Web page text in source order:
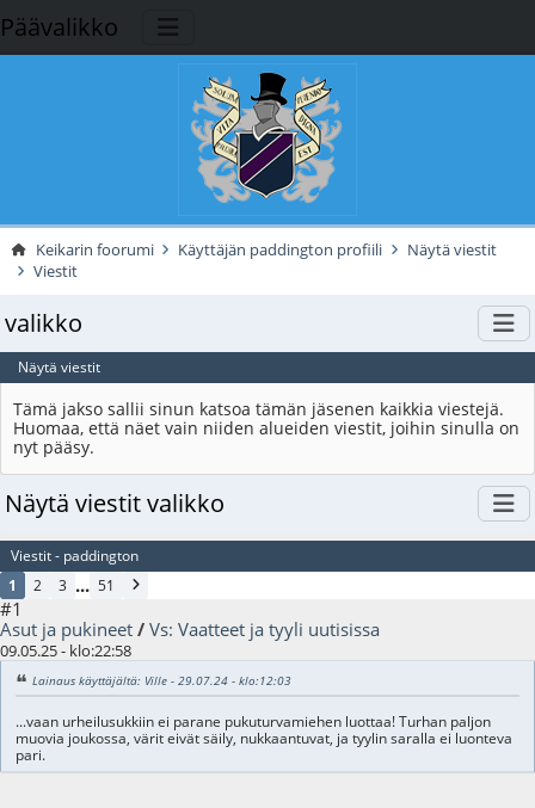
Päävalikko
Keikarin foorumi Käyttäjän paddington profiili
Näytä viestit
Viestit
valikko
Näytä viestit
Tämä jakso sallii sinun katsoa tämän jäsenen kaikkia viestejä.
Huomaa, että näet vain niiden alueiden viestit, joihin sinulla on
nyt pääsy.
Näytä viestit valikko
Viestit - paddington
1
2 3 ... 51
#1
Asut ja pukineet / Vs: Vaatteet ja tyyli uutisissa
09.05.25 - klo:22:58
Lainaus käyttäjältä: Ville - 29.07.24 - klo:12:03
...vaan urheilusukkiin ei parane pukuturvamiehen luottaa! Turhan paljon
muovia joukossa, värit eivät säily, nukkaantuvat, ja tyylin saralla ei luonteva
pari.